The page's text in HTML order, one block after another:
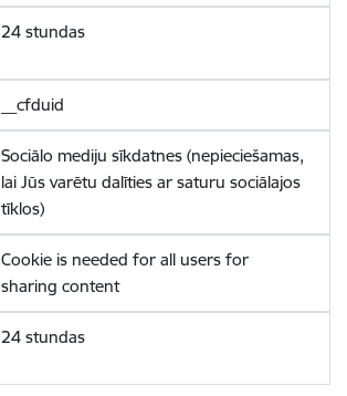
24 stundas
__cfduid
Sociālo mediju sīkdatnes (nepieciešamas,
lai Jūs varētu dalīties ar saturu sociālajos
tīklos)
Cookie is needed for all users for
sharing content
24 stundas